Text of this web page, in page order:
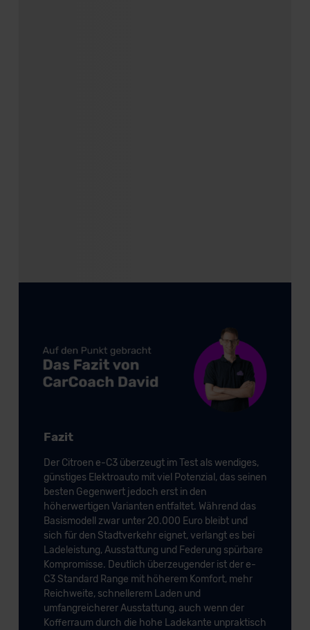
Fazit
Der Citroen e-C3 überzeugt im Test als wendiges,
günstiges Elektroauto mit viel Potenzial, das seinen
besten Gegenwert jedoch erst in den
höherwertigen Varianten entfaltet. Während das
Basismodell zwar unter 20.000 Euro bleibt und
sich für den Stadtverkehr eignet, verlangt es bei
Ladeleistung, Ausstattung und Federung spürbare
Kompromisse. Deutlich überzeugender ist der e-
C3 Standard Range mit höherem Komfort, mehr
Reichweite, schnellerem Laden und
umfangreicherer Ausstattung, auch wenn der
Kofferraum durch die hohe Ladekante unpraktisch